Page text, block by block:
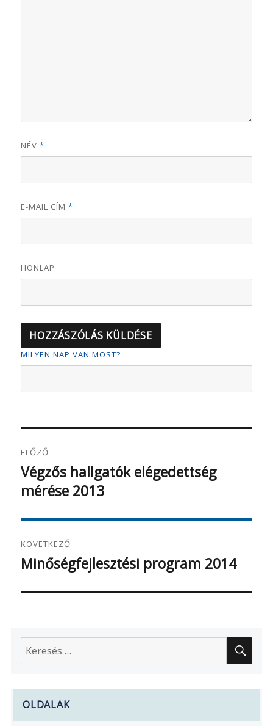
NÉV*
E-MAIL CÍM*
HONLAP
MILYEN NAP VAN MOST?
navigáció
ELŐZŐ
Korábbi
bejegyzés:
Végzős hallgatók elégedettség
mérése 2013
KÖVETKEZŐ
Következő
Minőségfejlesztési program 2014
Keresés
a
OLDALAK